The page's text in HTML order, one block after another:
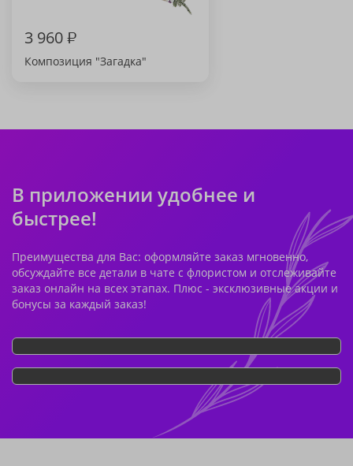
3 960₽
Композиция "Загадка"
В приложении удобнее и
быстрее!
Преимущества для Вас: оформляйте заказ мгновенно,
обсуждайте все детали в чате с флористом и отслеживайте
заказ онлайн на всех этапах. Плюс - эксклюзивные акции и
бонусы за каждый заказ!